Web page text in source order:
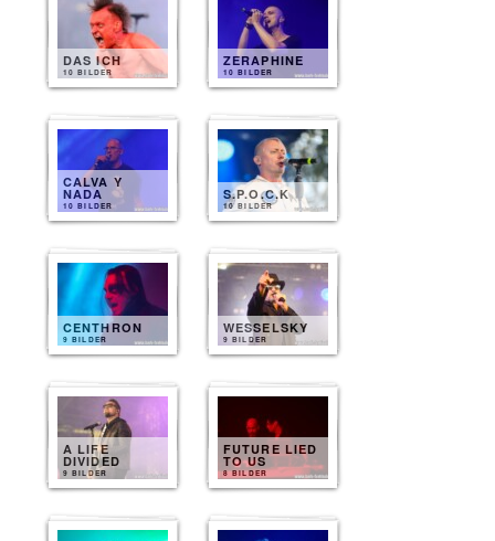
DAS ICH
10 BILDER
ZERAPHINE
10 BILDER
CALVA Y
NADA
10 BILDER
S.P.O.C.K
10 BILDER
CENTHRON
9 BILDER
WESSELSKY
9 BILDER
A LIFE
DIVIDED
9 BILDER
FUTURE LIED
TO US
8 BILDER